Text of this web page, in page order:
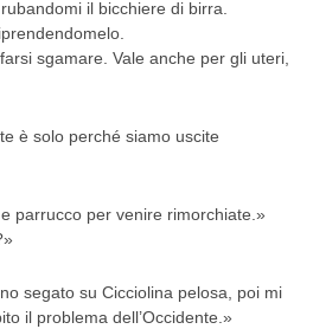
il bicchiere di birra.
sgamare. Vale anche per gli uteri,
è solo perché siamo uscite
parrucco per venire rimorchiate.»
segato su Cicciolina pelosa, poi mi
il problema dell’Occidente.»